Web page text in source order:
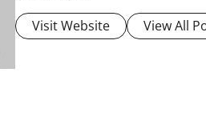
Visit Website View All